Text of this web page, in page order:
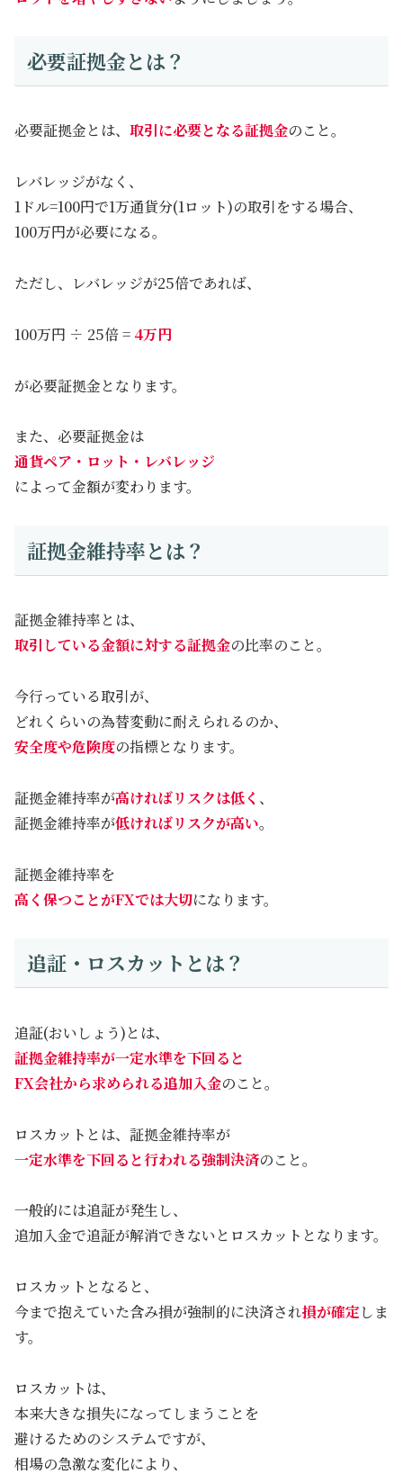
必要証拠金とは？
必要証拠金とは、 取引に必要となる証拠金のこと。
レバレッジがなく、
1ドル=100円で1万通貨分(1ロット)の取引をする場合、
100万円が必要になる。
ただし、レバレッジが25倍であれば、
100万円 ÷ 25倍 = 4万円
が必要証拠金となります。
また、必要証拠金は
通貨ペア・ロット・レバレッジ
によって金額が変わります。
証拠金維持率とは？
証拠金維持率とは、
取引している金額に対する証拠金の比率のこと。
今行っている取引が、
どれくらいの為替変動に耐えられるのか、
安全度や危険度の指標となります。
証拠金維持率が高ければリスクは低く 、
証拠金維持率が低ければリスクが高い。
証拠金維持率を
高く保つことがFXでは大切になります。
追証・ロスカットとは？
追証(おいしょう)とは、
証拠金維持率が一定水準を下回ると
FX会社から求められる追加入金のこと。
ロスカットとは、証拠金維持率が
一定水準を下回ると行われる強制決済のこと。
一般的には追証が発生し、
追加入金で追証が解消できないとロスカットとなります。
ロスカットとなると、
今まで抱えていた含み損が強制的に決済され損が確定しま
す。
ロスカットは、
本来大きな損失になってしまうことを
避けるためのシステムですが、
相場の急激な変化により、